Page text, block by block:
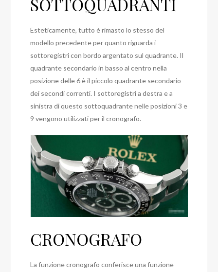
Esteticamente, tutto è rimasto lo stesso del
modello precedente per quanto riguarda i
sottoregistri con bordo argentato sul quadrante. Il
quadrante secondario in basso al centro nella
posizione delle 6 è il piccolo quadrante secondario
dei secondi correnti. I sottoregistri a destra e a
sinistra di questo sottoquadrante nelle posizioni 3 e
9 vengono utilizzati per il cronografo.
CRONOGRAFO
La funzione cronografo conferisce una funzione